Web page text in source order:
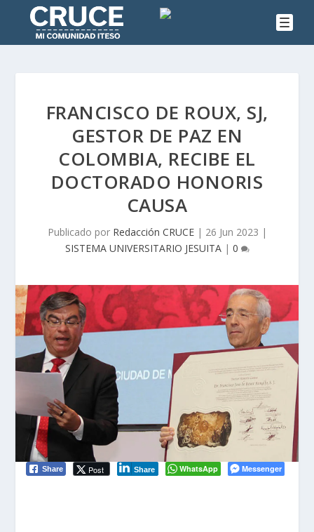
FRANCISCO DE ROUX, SJ,
GESTOR DE PAZ EN
COLOMBIA, RECIBE EL
DOCTORADO HONORIS
CAUSA
Publicado por Redacción CRUCE| 26 Jun 2023 |
SISTEMA UNIVERSITARIO JESUITA| 0
Share Post Share WhatsApp Messenger